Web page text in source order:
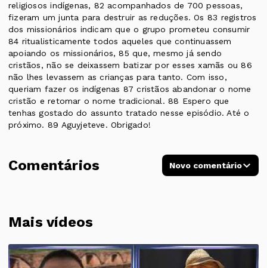
Mais vídeos
religiosos indígenas, 82 acompanhados de 700 pessoas,
fizeram um junta para destruir as reduções. Os 83 registros
dos missionários indicam que o grupo prometeu consumir
84 ritualisticamente todos aqueles que continuassem
apoiando os missionários, 85 que, mesmo já sendo
cristãos, não se deixassem batizar por esses xamãs ou 86
não lhes levassem as crianças para tanto. Com isso,
queriam fazer os indígenas 87 cristãos abandonar o nome
cristão e retomar o nome tradicional. 88 Espero que
tenhas gostado do assunto tratado nesse episódio. Até o
próximo. 89 Aguyjeteve. Obrigado!
Comentários Novo comentário